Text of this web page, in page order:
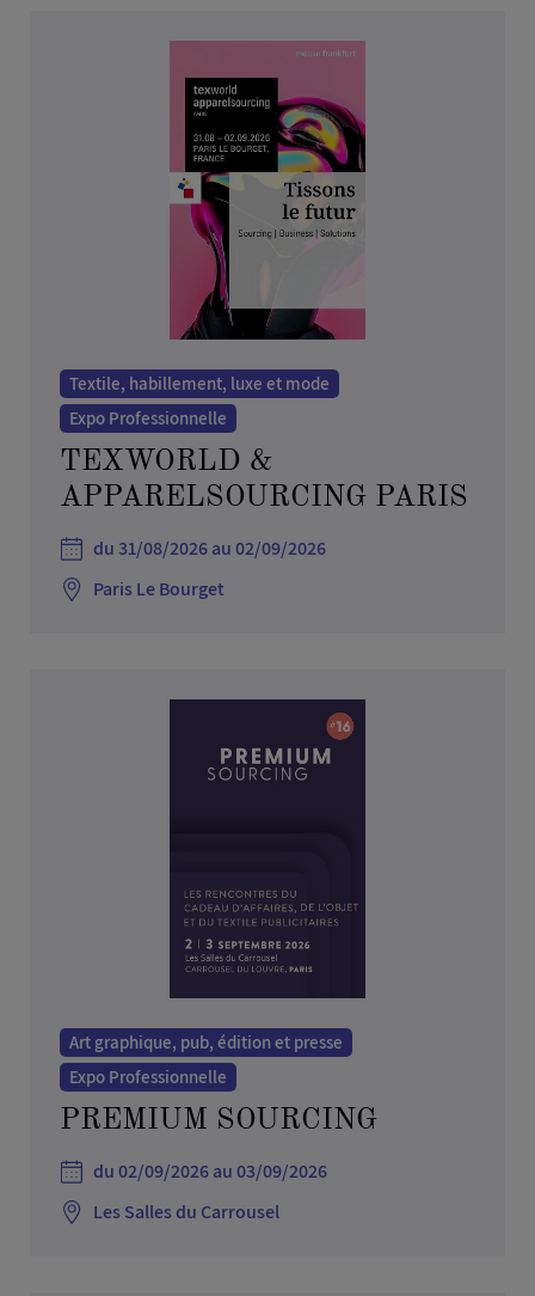
Textile, habillement, luxe et mode
Expo Professionnelle
TEXWORLD &
APPARELSOURCING PARIS
du 31/08/2026 au 02/09/2026
Paris Le Bourget
Art graphique, pub, édition et presse
Expo Professionnelle
PREMIUM SOURCING
du 02/09/2026 au 03/09/2026
Les Salles du Carrousel